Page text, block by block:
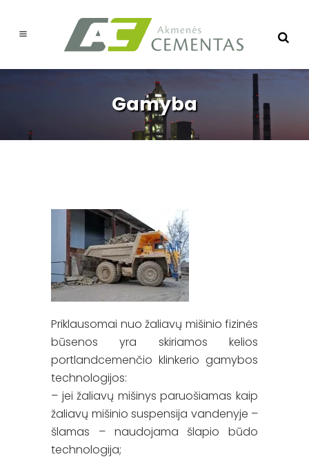
Gamyba
Priklausomai nuo žaliavų mišinio fizinės
būsenos yra skiriamos kelios
portlandcemenčio klinkerio gamybos
technologijos:
– jei žaliavų mišinys paruošiamas kaip
žaliavų mišinio suspensija vandenyje –
šlamas – naudojama šlapio būdo
technologija;